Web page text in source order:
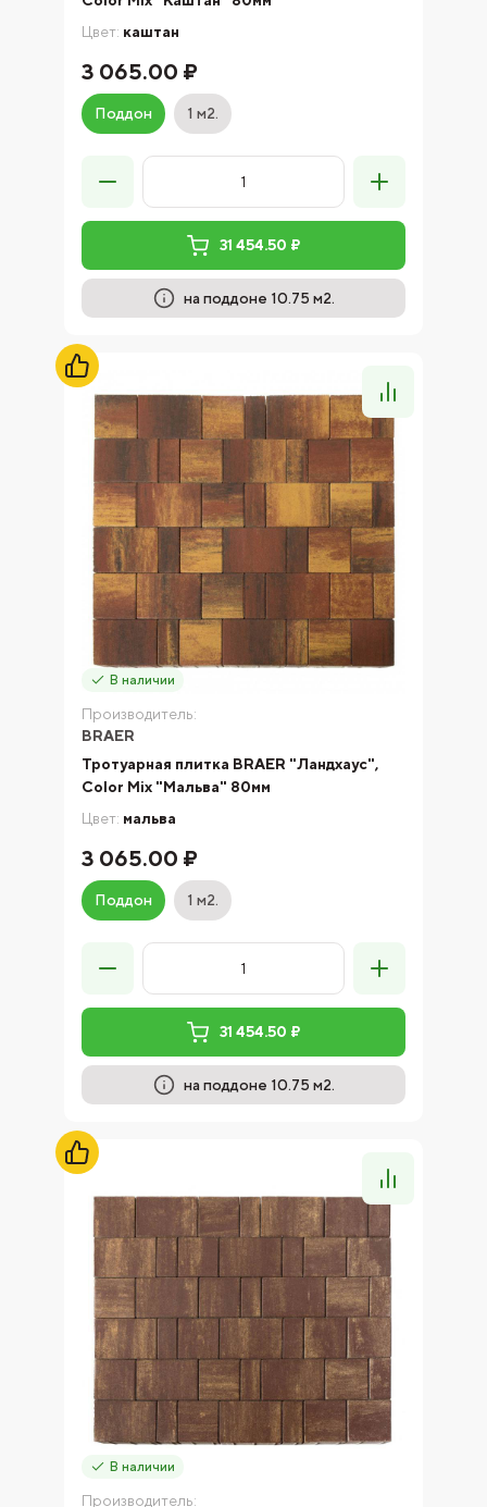
Цвет: каштан
3 065.00 ₽
Поддон 1 м2.
31 454.50 ₽
на поддоне 10.75 м2.
В наличии
Производитель:
BRAER
Тротуарная плитка BRAER "Ландхаус",
Color Mix "Мальва" 80мм
Цвет: мальва
3 065.00 ₽
Поддон 1 м2.
31 454.50 ₽
на поддоне 10.75 м2.
В наличии
Производитель: